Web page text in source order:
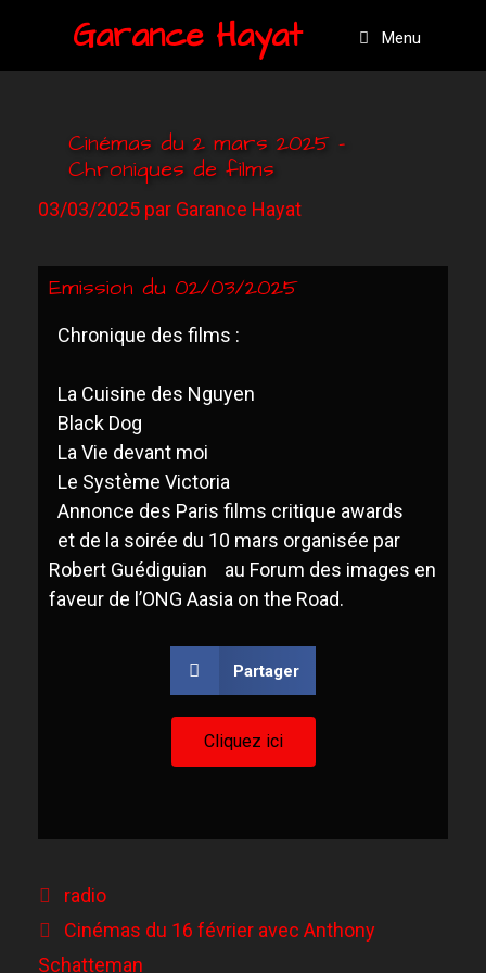
Garance Hayat Menu
Cinémas du 2 mars 2025 –
Chroniques de films
03/03/2025 par Garance Hayat
Emission du 02/03/2025
Chronique des films :
La Cuisine des Nguyen
Black Dog
La Vie devant moi
Le Système Victoria
Annonce des Paris films critique awards
et de la soirée du 10 mars organisée par
Robert Guédiguian au Forum des images en
faveur de l’ONG Aasia on the Road.
Partager
Cliquez ici
radio
Cinémas du 16 février avec Anthony
Schatteman